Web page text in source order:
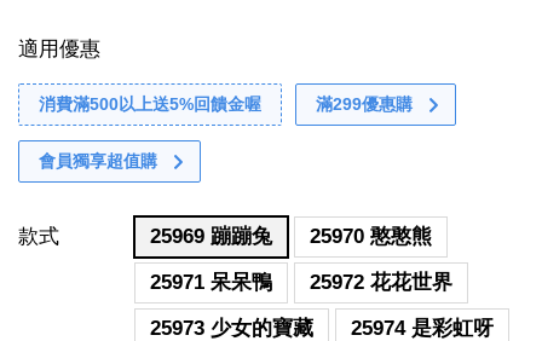
適用優惠
消費滿500以上送5%回饋金喔 滿299優惠購
會員獨享超值購
款式 25969 蹦蹦兔
25970 憨憨熊
25971 呆呆鴨
25972 花花世界
25973 少女的寶藏
25974 是彩虹呀